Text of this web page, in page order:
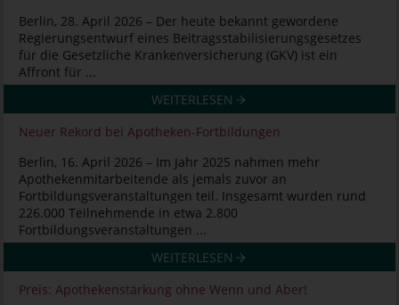
Berlin, 28. April 2026 – Der heute bekannt gewordene
Regierungsentwurf eines Beitragsstabilisierungsgesetzes
für die Gesetzliche Krankenversicherung (GKV) ist ein
Affront für ...
WEITERLESEN
Neuer Rekord bei Apotheken-Fortbildungen
Berlin, 16. April 2026 – Im Jahr 2025 nahmen mehr
Apothekenmitarbeitende als jemals zuvor an
Fortbildungsveranstaltungen teil. Insgesamt wurden rund
226.000 Teilnehmende in etwa 2.800
Fortbildungsveranstaltungen ...
WEITERLESEN
Preis: Apothekenstärkung ohne Wenn und Aber!